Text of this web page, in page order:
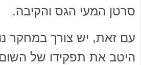
סרטן המעי הגס והקיבה.
עם זאת, יש צורך במחקר
היטב את תפקידו של